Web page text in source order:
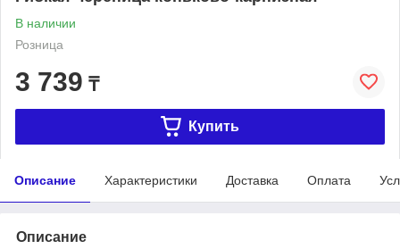
В наличии
Розница
3 739 ₸
Купить
Описание Характеристики Доставка Оплата
Описание